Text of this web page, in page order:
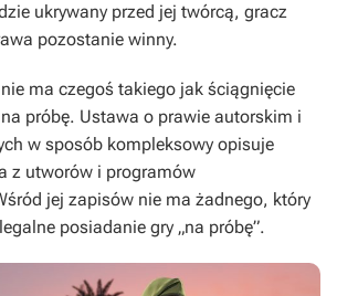
ukrywany przed jej twórcą, gracz
pozostanie winny.
ma czegoś takiego jak ściągnięcie
próbę. Ustawa o prawie autorskim i
w sposób kompleksowy opisuje
z utworów i programów
jej zapisów nie ma żadnego, który
posiadanie gry „na próbę”.